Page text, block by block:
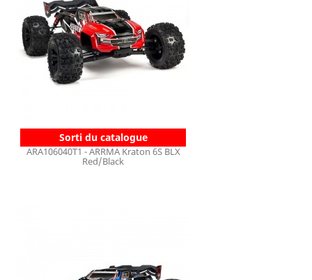
Sorti du catalogue
ARA106040T1 - ARRMA Kraton 6S BLX
Red/Black